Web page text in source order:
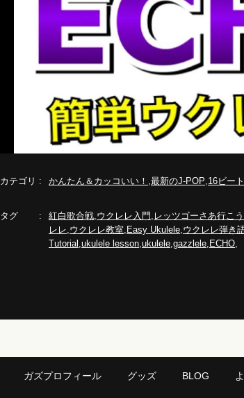
カテゴリ かんたん＆カッコいい！ ,最新のJ-POP,16ビー
タグ 紅白歌合戦,ウクレレ入門,レッツゴーさあ行こう
レレ,ウクレレ教室,Easy Ukulele,ウクレレ弾き
Tutorial,ukulele lesson,ukulele,gazzlele,ECHO
ガズプロフィール グッズ BLOG